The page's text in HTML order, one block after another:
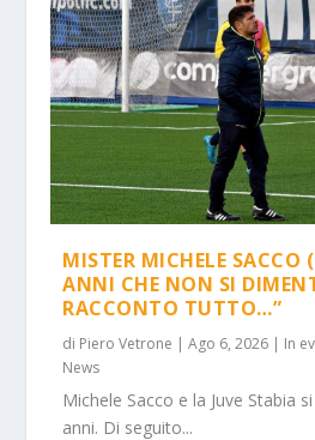
LATINA (UFFICIALE) – I
PRIMAVER...
CROTONE – PRIMAVERA/
SUI NUO...
MISTER MICHELE SACCO
ANNI CHE NON SI
RACCONTO TUTTO…”
di Piero Vetrone |Ago 6, 2026 | In
News
Michele Sacco e la Juve Stabia
anni. Di seguito...